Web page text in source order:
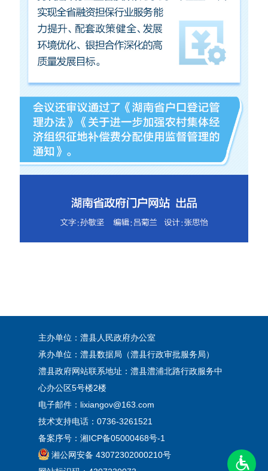
主办单位：澧县人民政府办公室
承办单位：澧县数据局（澧县行政审批服务局）
澧县政府网站联系地址：澧县澧浦北路行政服务中
心办公区5号楼2楼
电子邮件：lixiangov@163.com
技术支持电话：0736-3261521
备案序号： 湘ICP备05000468号-1
湘公网安备 43072302000210号